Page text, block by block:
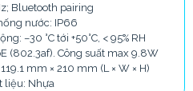
Bluetooth pairing
nước: IP66
–30 °C tới +50°C, < 95% RH
(802.3af). Công suất max 9.8W
mm × 210 mm (L × W × H)
liệu: Nhựa